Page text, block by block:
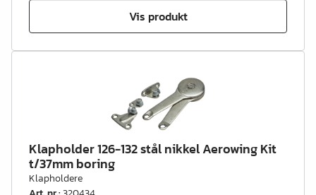
Vis produkt
Klapholder 126-132 stål nikkel Aerowing Kit
t/37mm boring
Klapholdere